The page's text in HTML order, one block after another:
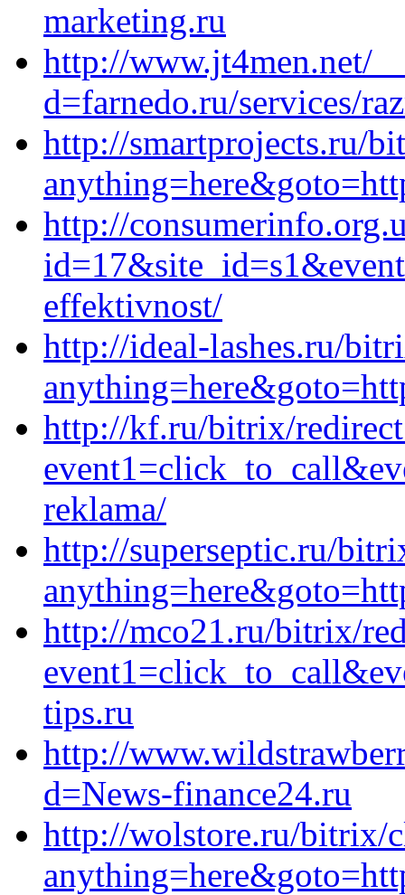
marketing.ru
http://www.jt4men.net/
d=farnedo.ru/services/
http://smartprojects.ru/
http://
effektivnost/
http://ideal-lashes.ru/
http://kf.ru/bitrix/
reklama/
http://superseptic.ru/
http://mco21.ru/bitrix/
tips.ru
http://
d=News-finance24.ru
http://wolstore.ru/bitrix/